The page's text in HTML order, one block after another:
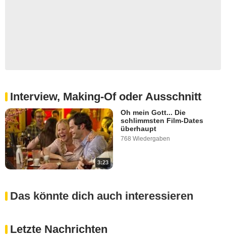
Interview, Making-Of oder Ausschnitt
3:23
Oh mein Gott... Die
schlimmsten Film-Dates
überhaupt
768 Wiedergaben
Das könnte dich auch interessieren
Letzte Nachrichten